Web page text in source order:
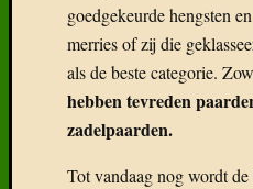
goedgekeurde hengsten
merries of zij die
als de beste categorie.
hebben tevreden
zadelpaarden.
Tot vandaag nog wordt